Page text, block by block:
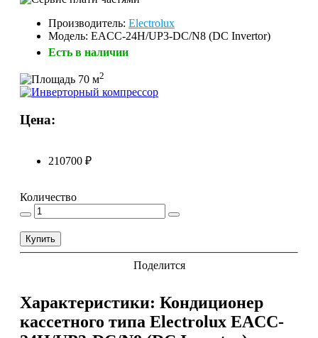
Производитель: Electrolux
Модель: EACC-24H/UP3-DC/N8 (DC Invertor)
Есть в наличии
70 м2
Цена:
210700 ₽
Количество
Купить
Поделится
Характеристики: Кондиционер
кассетного типа Electrolux EACC-